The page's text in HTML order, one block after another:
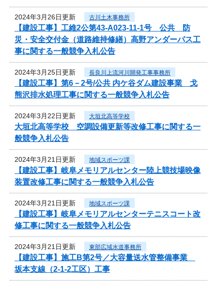
2024年3月26日更新 古川土木事務所
【建設工事】工維2公第43-A023-11-1号 公共 防
災・安全交付金（道路維持修繕）高野アンダーパス工
事に関する一般競争入札公告
2024年3月25日更新 長良川上流河川開発工事事務所
【建設工事】第6－2号/公共 内ケ谷ダム建設事業 戈
熊沢排水処理工事に関する一般競争入札公告
2024年3月22日更新 大垣北高等学校
大垣北高等学校 空調設備更新等改修工事に関する一
般競争入札公告
2024年3月21日更新 地域スポーツ課
【建設工事】岐阜メモリアルセンター陸上競技場映像
装置改修工事に関する一般競争入札公告
2024年3月21日更新 地域スポーツ課
【建設工事】岐阜メモリアルセンターテニスコート改
修工事に関する一般競争入札公告
2024年3月21日更新 東部広域水道事務所
【建設工事】施工B第2号／大容量送水管整備事業
坂本支線（2-1-2工区）工事